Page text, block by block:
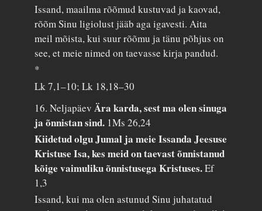
Issand, maailma rõõmud kustuvad ja kaovad,
rõõm Sinu ligiolust jääb aga igavesti. Aita
meil mõista, kui suur rõõmu ja tänu põhjus on
see, et meie nimed on taevasse kirja pandud.
*
Lk 7,1–10; Lk 18,18–30
16. Neljapäev Ära karda, sest ma olen sinuga
ja õnnistan sind. 1Ms 26,24
Kiidetud olgu Jumal ja meie Issanda Jeesuse
Kristuse Isa, kes meid on taevast õnnistanud
kõige vaimuliku õnnistusega Kristuses.Ef
1,3
Issand, kui ma olen astunud Sinu juhatatud